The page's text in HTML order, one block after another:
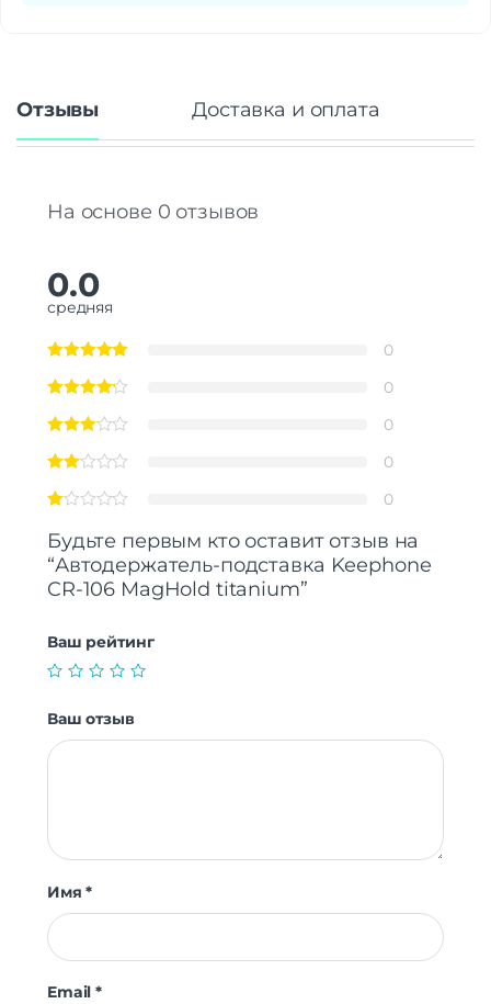
Отзывы Доставка и оплата
На основе 0 отзывов
0.0
средняя
0
0
0
0
0
Будьте первым кто оставит отзыв на
“Автодержатель-подставка Keephone
CR-106 MagHold titanium”
Ваш рейтинг
Ваш отзыв
Имя*
Email*